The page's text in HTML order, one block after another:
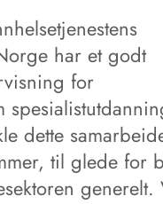
har et godt
for
dette
til glede for
generelt.